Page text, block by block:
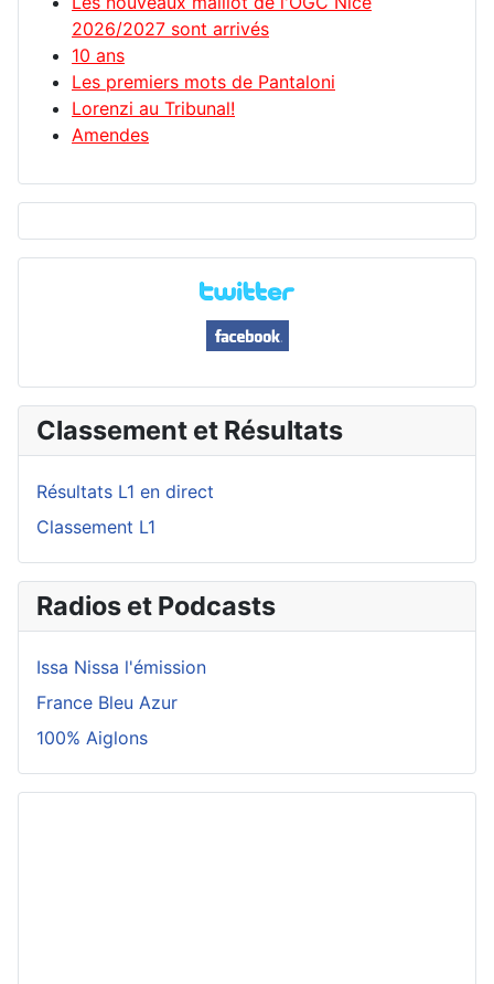
2026/2027 sont arrivés
10 ans
Les premiers mots de Pantaloni
Lorenzi au Tribunal!
Amendes
Classement et Résultats
Résultats L1 en direct
Classement L1
Radios et Podcasts
Issa Nissa l'émission
France Bleu Azur
100% Aiglons